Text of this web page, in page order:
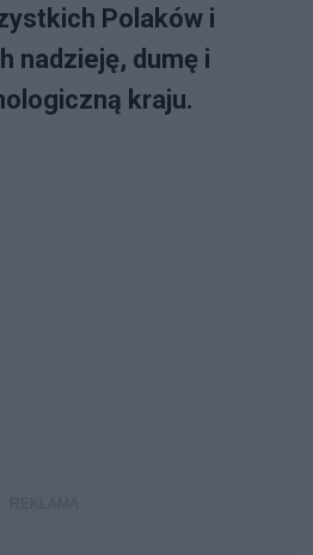
Polaków i
nadzieję, dumę i
kraju.